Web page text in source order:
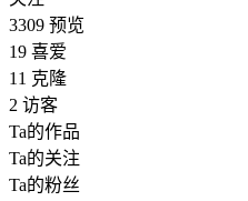
3309 预览
19 喜爱
11 克隆
2 访客
Ta的作品
Ta的关注
Ta的粉丝